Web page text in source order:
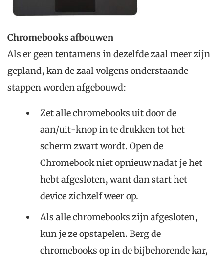
Chromebooks afbouwen
Als er geen tentamens in dezelfde zaal meer zijn
gepland, kan de zaal volgens onderstaande
stappen worden afgebouwd:
Zet alle chromebooks uit door de
aan/uit-knop in te drukken tot het
scherm zwart wordt. Open de
Chromebook niet opnieuw nadat je het
hebt afgesloten, want dan start het
device zichzelf weer op.
Als alle chromebooks zijn afgesloten,
kun je ze opstapelen. Berg de
chromebooks op in de bijbehorende kar,